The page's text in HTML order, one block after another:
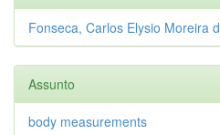
Fonseca, Carlos Elysio Moreira
Assunto
body measurements